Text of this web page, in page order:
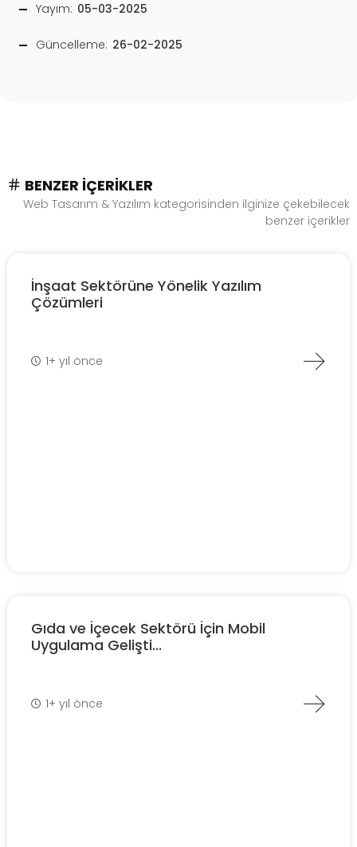
Yayım: 05-03-2025
Güncelleme: 26-02-2025
BENZER İÇERIKLER
Web Tasarım & Yazılım kategorisinden ilginize çekebilecek
benzer içerikler
İnşaat Sektörüne Yönelik Yazılım
Çözümleri
1+ yıl önce
Gıda ve İçecek Sektörü İçin Mobil
Uygulama Gelişti...
1+ yıl önce